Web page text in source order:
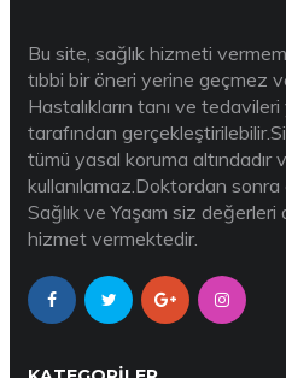
Bu site, sağlık hizmeti
tıbbi bir öneri yerine geçmez
Hastalıkların tanı ve
tarafından
tümü yasal koruma altındadır
kullanılamaz.Doktordan
Sağlık ve Yaşam siz
hizmet vermektedir.